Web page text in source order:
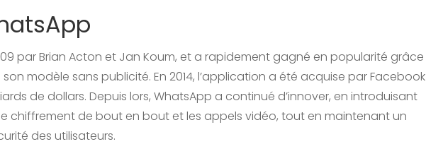
par Brian Acton et Jan Koum, et a rapidement gagné en popularité grâce
modèle sans publicité. En 2014, l’application a été acquise par Facebook
de dollars. Depuis lors, WhatsApp a continué d’innover, en introduisant
chiffrement de bout en bout et les appels vidéo, tout en maintenant un
des utilisateurs.